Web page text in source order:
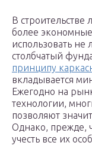
В строительстве
более
использовать
столбчатый
принципу
вкладывается
Ежегодно на
технологии,
позволяют
Однако, прежде,
учесть все их